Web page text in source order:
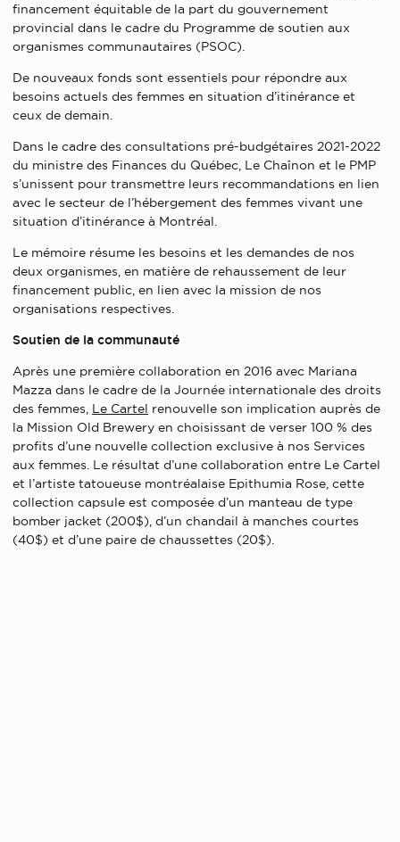
financement équitable de la part du gouvernement
provincial dans le cadre du Programme de soutien aux
organismes communautaires (PSOC).
De nouveaux fonds sont essentiels pour répondre aux
besoins actuels des femmes en situation d’itinérance et
ceux de demain.
Dans le cadre des consultations pré-budgétaires 2021-2022
du ministre des Finances du Québec, Le Chaînon et le PMP
s’unissent pour transmettre leurs recommandations en lien
avec le secteur de l’hébergement des femmes vivant une
situation d’itinérance à Montréal.
Le mémoire résume les besoins et les demandes de nos
deux organismes, en matière de rehaussement de leur
financement public, en lien avec la mission de nos
organisations respectives.
Soutien de la communauté
Après une première collaboration en 2016 avec Mariana
Mazza dans le cadre de la Journée internationale des droits
des femmes, Le Cartel renouvelle son implication auprès de
la Mission Old Brewery en choisissant de verser 100 % des
profits d’une nouvelle collection exclusive à nos Services
aux femmes. Le résultat d’une collaboration entre Le Cartel
et l’artiste tatoueuse montréalaise Epithumia Rose, cette
collection capsule est composée d’un manteau de type
bomber jacket (200$), d’un chandail à manches courtes
(40$) et d’une paire de chaussettes (20$).